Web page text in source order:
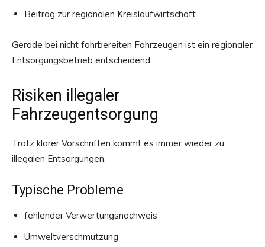
Beitrag zur regionalen Kreislaufwirtschaft
Gerade bei nicht fahrbereiten Fahrzeugen ist ein regionaler
Entsorgungsbetrieb entscheidend.
Risiken illegaler
Fahrzeugentsorgung
Trotz klarer Vorschriften kommt es immer wieder zu
illegalen Entsorgungen.
Typische Probleme
fehlender Verwertungsnachweis
Umweltverschmutzung